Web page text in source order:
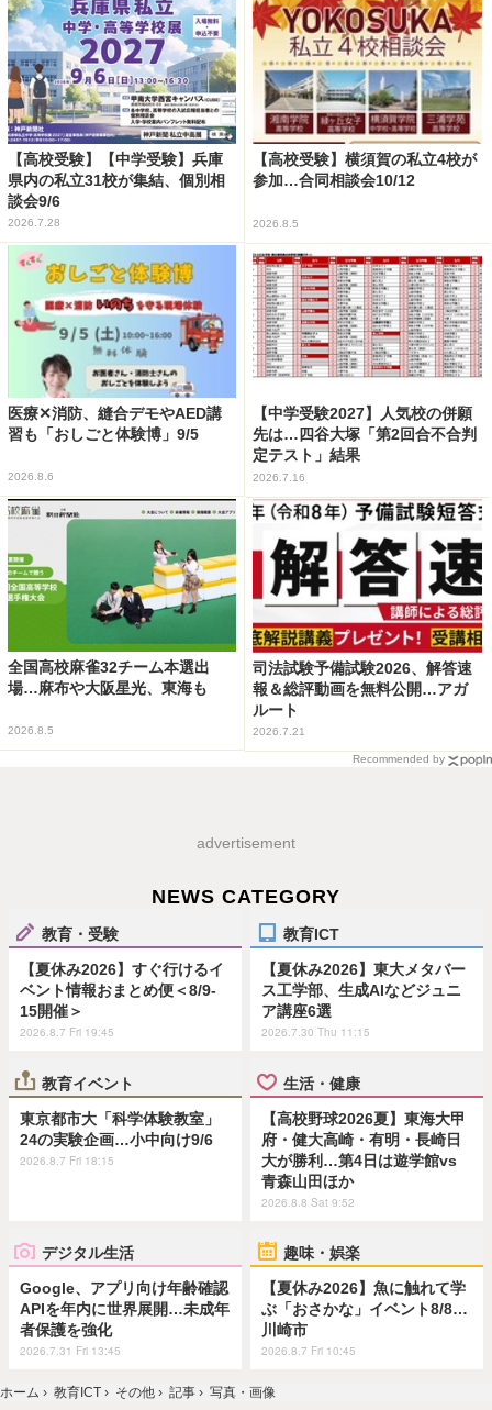
【高校受験】【中学受験】兵庫
県内の私立31校が集結、個別相
談会9/6
2026.7.28
【高校受験】横須賀の私立4校が
参加…合同相談会10/12
2026.8.5
医療✕消防、縫合デモやAED講
習も「おしごと体験博」9/5
2026.8.6
【中学受験2027】人気校の併願
先は…四谷大塚「第2回合不合判
定テスト」結果
2026.7.16
全国高校麻雀32チーム本選出
場…麻布や大阪星光、東海も
2026.8.5
司法試験予備試験2026、解答速
報＆総評動画を無料公開…アガ
ルート
2026.7.21
Recommended by
advertisement
NEWS CATEGORY
教育・受験
【夏休み2026】すぐ行けるイ
ベント情報おまとめ便＜8/9-
15開催＞
2026.8.7 Fri 19:45
教育ICT
【夏休み2026】東大メタバー
ス工学部、生成AIなどジュニ
ア講座6選
2026.7.30 Thu 11:15
教育イベント
東京都市大「科学体験教室」
24の実験企画…小中向け9/6
2026.8.7 Fri 18:15
生活・健康
【高校野球2026夏】東海大甲
府・健大高崎・有明・長崎日
大が勝利…第4日は遊学館vs
青森山田ほか
2026.8.8 Sat 9:52
デジタル生活
Google、アプリ向け年齢確認
APIを年内に世界展開…未成年
者保護を強化
2026.7.31 Fri 13:45
趣味・娯楽
【夏休み2026】魚に触れて学
ぶ「おさかな」イベント8/8…
川崎市
2026.8.7 Fri 10:45
ホーム › 教育ICT › その他 › 記事 › 写真・画像